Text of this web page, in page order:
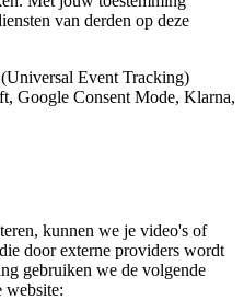
van derden op deze
Event Tracking)
Google Consent Mode, Klarna,
kunnen we je video's of
door externe providers wordt
gebruiken we de volgende
website: